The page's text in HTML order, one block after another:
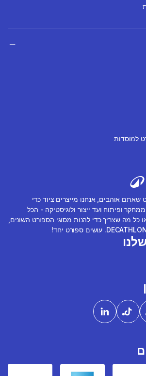
אוהבים, אנחנו מייצרים ציוד כדי
ופיתוח ועד ייצור ולוגיסטיקה - הכל
מה שצריך כדי להנות מסוגי הספורט השונים,